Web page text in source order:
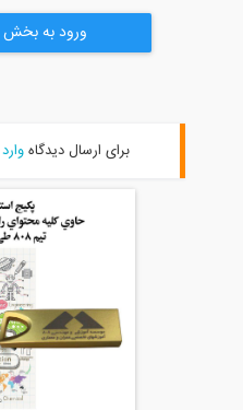
ورود به
برای ارسال دیدگاه